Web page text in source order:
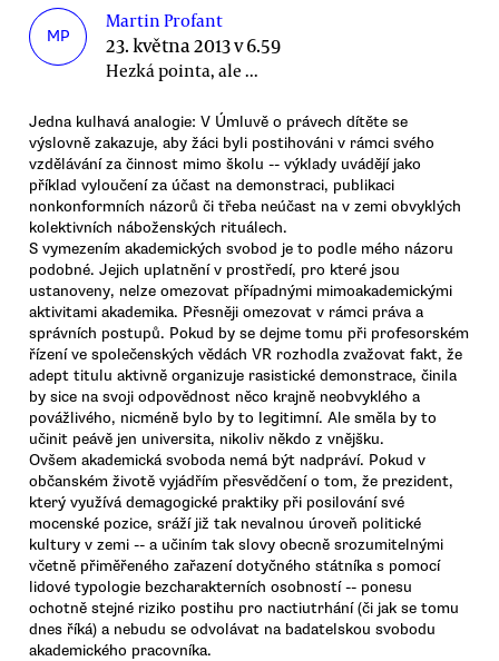
MP
Martin Profant
23. května 2013 v 6.59
Hezká pointa, ale ...
Jedna kulhavá analogie: V Úmluvě o právech dítěte se
výslovně zakazuje, aby žáci byli postihováni v rámci svého
vzdělávání za činnost mimo školu -- výklady uvádějí jako
příklad vyloučení za účast na demonstraci, publikaci
nonkonformních názorů či třeba neúčast na v zemi obvyklých
kolektivních náboženských rituálech.
S vymezením akademických svobod je to podle mého názoru
podobné. Jejich uplatnění v prostředí, pro které jsou
ustanoveny, nelze omezovat případnými mimoakademickými
aktivitami akademika. Přesněji omezovat v rámci práva a
správních postupů. Pokud by se dejme tomu při profesorském
řízení ve společenských vědách VR rozhodla zvažovat fakt, že
adept titulu aktivně organizuje rasistické demonstrace, činila
by sice na svoji odpovědnost něco krajně neobvyklého a
povážlivého, nicméně bylo by to legitimní. Ale směla by to
učinit peávě jen universita, nikoliv někdo z vnějšku.
Ovšem akademická svoboda nemá být nadpráví. Pokud v
občanském životě vyjádřím přesvědčení o tom, že prezident,
který využívá demagogické praktiky při posilování své
mocenské pozice, sráží již tak nevalnou úroveň politické
kultury v zemi -- a učiním tak slovy obecně srozumitelnými
včetně přiměřeného zařazení dotyčného státníka s pomocí
lidové typologie bezcharakterních osobností -- ponesu
ochotně stejné riziko postihu pro nactiutrhání (či jak se tomu
dnes říká) a nebudu se odvolávat na badatelskou svobodu
akademického pracovníka.